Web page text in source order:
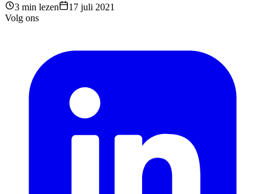
3 min lezen
17 juli 2021
Volg ons